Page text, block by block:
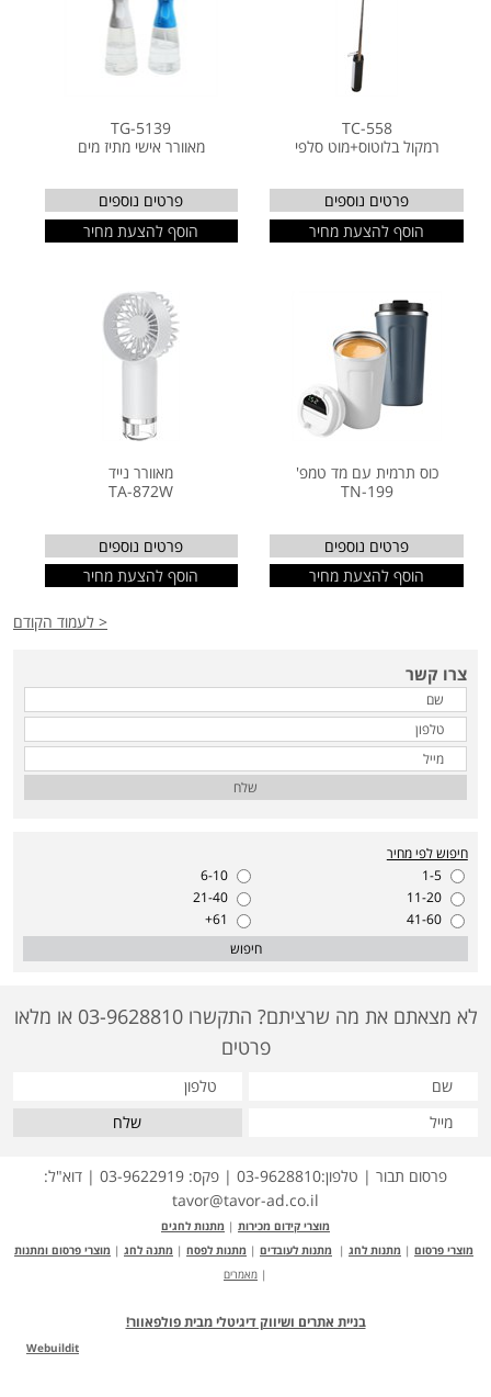
TC-558
רמקול בלוטוס+מוט סלפי
פרטים נוספים
הוסף להצעת מחיר
TG-5139
מאוורר אישי מתיז מים
פרטים נוספים
הוסף להצעת מחיר
כוס תרמית עם מד טמפ'
TN-199
פרטים נוספים
הוסף להצעת מחיר
מאוורר נייד
TA-872W
פרטים נוספים
הוסף להצעת מחיר
< לעמוד הקודם
צרו קשר
שלח
חיפוש לפי מחיר
1-5
6-10
11-20
21-40
41-60
61+
חיפוש
לא מצאתם את מה שרציתם? התקשרו 03-9628810 או מלאו
פרטים
שלח
פרסום תבור | טלפון:03-9628810 | פקס: 03-9622919 | דוא"ל:
tavor@tavor-ad.co.il
מוצרי קידום מכירות | מתנות לחגים
מוצרי פרסום | מתנות לחג | מתנות לעובדים | מתנות לפסח | מתנה לחג | מוצרי פרסום ומתנות
| מאמרים
בניית אתרים ושיווק דיגיטלי מבית פולפאוור!
Webuildit